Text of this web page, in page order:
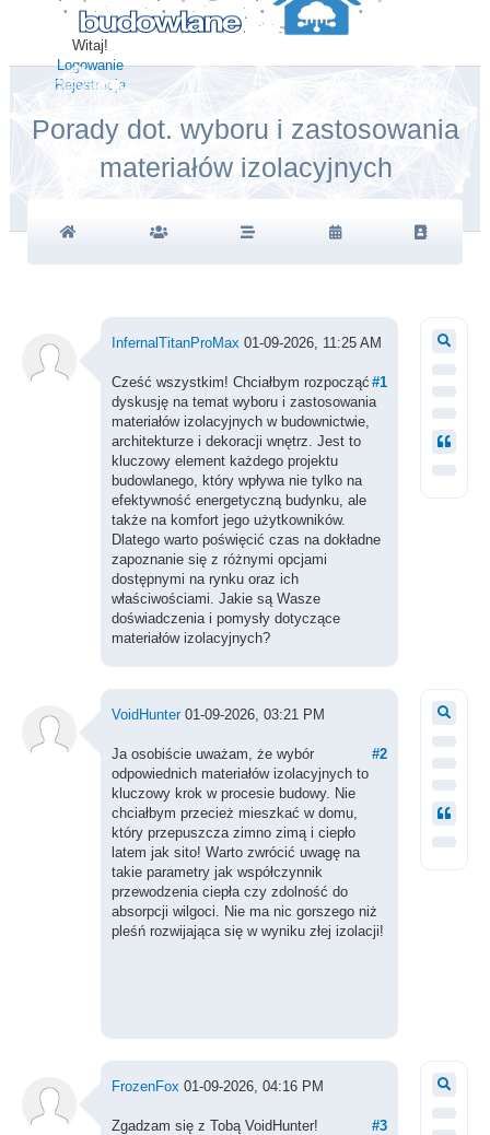
Witaj!
Logowanie
Rejestracja
Porady dot. wyboru i zastosowania
materiałów izolacyjnych
InfernalTitanProMax 01-09-2026, 11:25 AM
#1
Cześć wszystkim! Chciałbym rozpocząć
dyskusję na temat wyboru i zastosowania
materiałów izolacyjnych w budownictwie,
architekturze i dekoracji wnętrz. Jest to
kluczowy element każdego projektu
budowlanego, który wpływa nie tylko na
efektywność energetyczną budynku, ale
także na komfort jego użytkowników.
Dlatego warto poświęcić czas na dokładne
zapoznanie się z różnymi opcjami
dostępnymi na rynku oraz ich
właściwościami. Jakie są Wasze
doświadczenia i pomysły dotyczące
materiałów izolacyjnych?
VoidHunter01-09-2026, 03:21 PM
#2
Ja osobiście uważam, że wybór
odpowiednich materiałów izolacyjnych to
kluczowy krok w procesie budowy. Nie
chciałbym przecież mieszkać w domu,
który przepuszcza zimno zimą i ciepło
latem jak sito! Warto zwrócić uwagę na
takie parametry jak współczynnik
przewodzenia ciepła czy zdolność do
absorpcji wilgoci. Nie ma nic gorszego niż
pleśń rozwijająca się w wyniku złej izolacji!
FrozenFox 01-09-2026, 04:16 PM
#3
Zgadzam się z Tobą VoidHunter!